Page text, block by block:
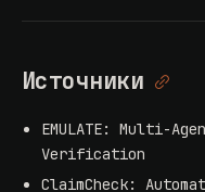
Источники
EMULATE: Multi-
Verification
ClaimCheck: